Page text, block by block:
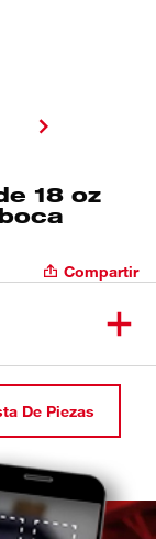
18 oz
Compartir
De Piezas